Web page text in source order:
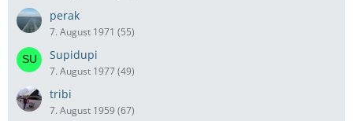
perak
7. August 1971 (55)
Supidupi
7. August 1977 (49)
tribi
7. August 1959 (67)